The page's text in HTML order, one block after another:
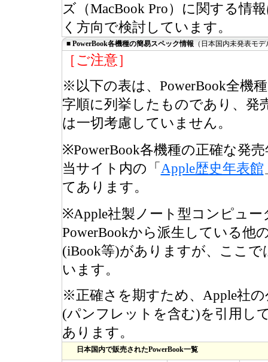
ズ（MacBook Pro）に関する情
く方向で検討しています。
■ PowerBook各機種の簡易スペック情報 （日本国内未発表モ
［ご注意］
※以下の表は、PowerBook全機
字順に列挙したものであり、発
は一切考慮していません。
※PowerBook各機種の正確な発
当サイト内の「Apple歴史年表館
てあります。
※Apple社製ノート型コンピュー
PowerBookから派生している他
(iBook等)がありますが、ここで
います。
※正確さを期すため、Apple社の
(パンフレットを含む)を引用し
あります。
日本国内で販売されたPowerBook一覧